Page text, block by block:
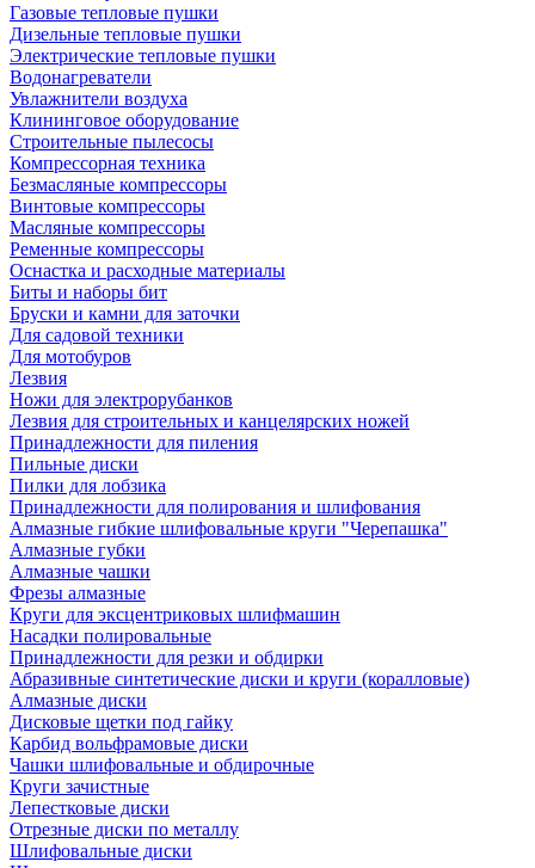
Газовые тепловые пушки
Дизельные тепловые пушки
Электрические тепловые пушки
Водонагреватели
Увлажнители воздуха
Клининговое оборудование
Строительные пылесосы
Компрессорная техника
Безмасляные компрессоры
Винтовые компрессоры
Масляные компрессоры
Ременные компрессоры
Оснастка и расходные материалы
Биты и наборы бит
Бруски и камни для заточки
Для садовой техники
Для мотобуров
Лезвия
Ножи для электрорубанков
Лезвия для строительных и канцелярских ножей
Принадлежности для пиления
Пильные диски
Пилки для лобзика
Принадлежности для полирования и шлифования
Алмазные гибкие шлифовальные круги "Черепашка"
Алмазные губки
Алмазные чашки
Фрезы алмазные
Круги для эксцентриковых шлифмашин
Насадки полировальные
Принадлежности для резки и обдирки
Абразивные синтетические диски и круги (коралловые)
Алмазные диски
Дисковые щетки под гайку
Карбид вольфрамовые диски
Чашки шлифовальные и обдирочные
Круги зачистные
Лепестковые диски
Отрезные диски по металлу
Шлифовальные диски